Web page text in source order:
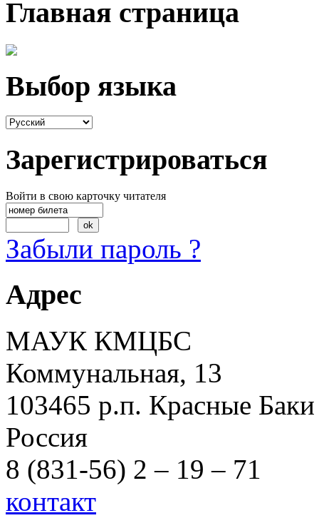
Главная страница
Выбор языка
Зарегистрироваться
Войти в свою карточку читателя
Забыли пароль ?
Адрес
МАУК КМЦБС
Коммунальная, 13
103465 р.п. Красные Баки
Россия
8 (831-56) 2 – 19 – 71
контакт